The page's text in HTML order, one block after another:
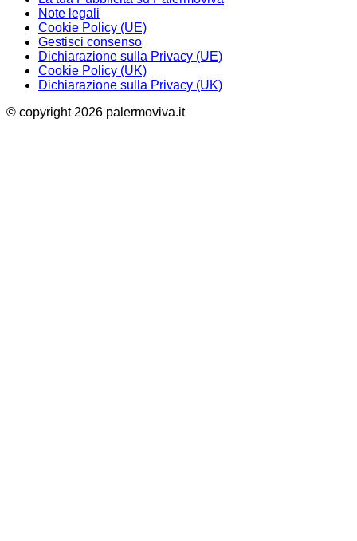
Note legali
Cookie Policy (UE)
Gestisci consenso
Dichiarazione sulla Privacy (UE)
Cookie Policy (UK)
Dichiarazione sulla Privacy (UK)
© copyright 2026 palermoviva.it